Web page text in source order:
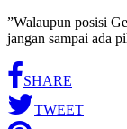
”Walaupun posisi
jangan sampai ada
SHARE
TWEET